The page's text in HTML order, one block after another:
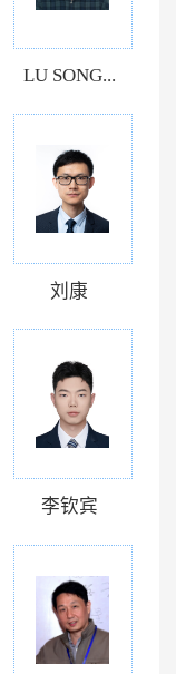
LU SONG...
刘康
李钦宾